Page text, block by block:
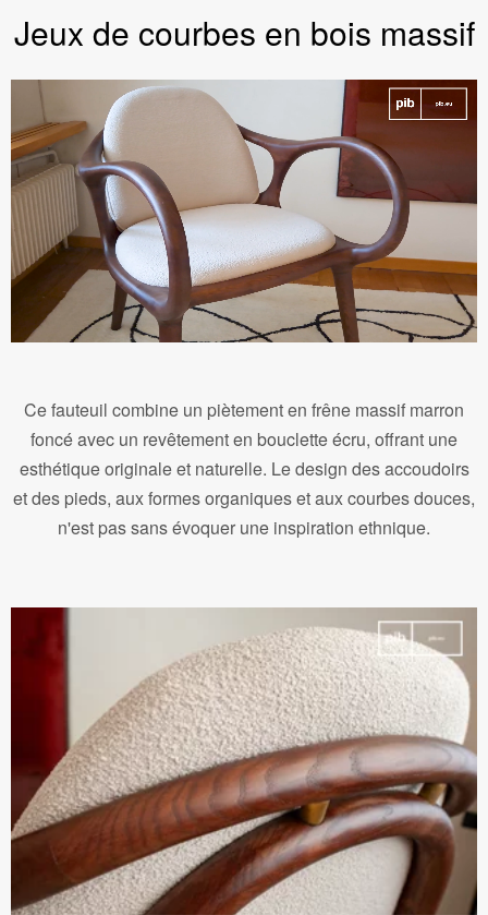
Jeux de courbes en bois massif
Ce fauteuil combine un piètement en frêne massif marron
foncé avec un revêtement en bouclette écru, offrant une
esthétique originale et naturelle. Le design des accoudoirs
et des pieds, aux formes organiques et aux courbes douces,
n'est pas sans évoquer une inspiration ethnique.